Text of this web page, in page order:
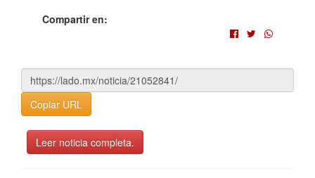
Compartir en:
Copiar URL
Leer noticia completa.